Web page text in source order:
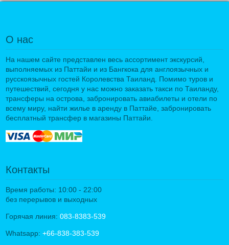
О нас
На нашем сайте представлен весь ассортимент экскурсий,
выполняемых из Паттайи и из Бангкока для англоязычных и
русскоязычных гостей Королевства Таиланд. Помимо туров и
путешествий, сегодня у нас можно заказать такси по Таиланду,
трансферы на острова, забронировать авиабилеты и отели по
всему миру, найти жилье в аренду в Паттайе, забронировать
бесплатный трансфер в магазины Паттайи.
Контакты
Время работы: 10:00 - 22:00
без перерывов и выходных
Горячая линия: 083-8383-539
Whatsapp: +66-838-383-539